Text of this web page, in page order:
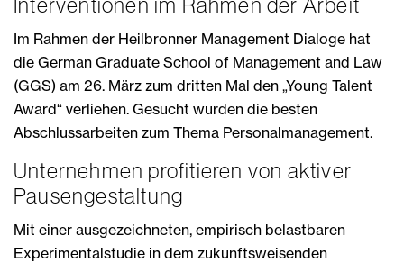
Im Rahmen der Heilbronner Management Dialoge hat
die German Graduate School of Management and Law
(GGS) am 26. März zum dritten Mal den „Young Talent
Award“ verliehen. Gesucht wurden die besten
Abschlussarbeiten zum Thema Personalmanagement.
Unternehmen profitieren von aktiver
Pausengestaltung
Mit einer ausgezeichneten, empirisch belastbaren
Experimentalstudie in dem zukunftsweisenden